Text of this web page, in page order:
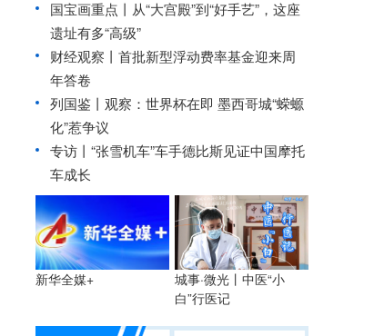
国宝画重点丨从“大宫殿”到“好手艺”，这座
遗址有多“高级”
财经观察丨 首批新型浮动费率基金迎来周
年答卷
列国鉴丨观察：世界杯在即 墨西哥城“蝾螈
化”惹争议
专访丨“张雪机车”车手德比斯见证中国摩托
车成长
新华全媒+
城事·微光丨中医“小
白”行医记